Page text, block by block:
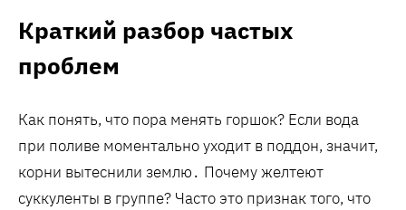
Краткий разбор частых
проблем
Как понять, что пора менять горшок? Если вода
при поливе моментально уходит в поддон, значит,
корни вытеснили землю․ Почему желтеют
суккуленты в группе? Часто это признак того, что